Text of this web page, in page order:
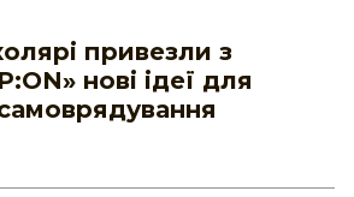
привезли з
нові ідеї для